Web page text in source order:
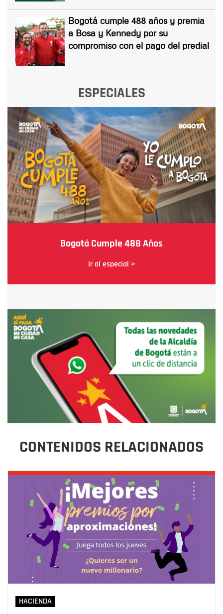
Bogotá cumple 488 años y premia
a Bosa y Kennedy por su
compromiso con el pago del predial
ESPECIALES
Bogotá Cumple 488 Años
Ir al especial >
CONTENIDOS RELACIONADOS
HACIENDA